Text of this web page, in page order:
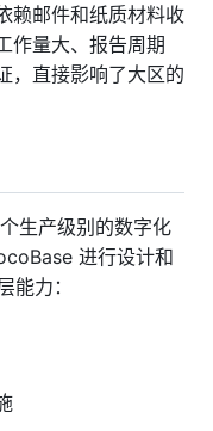
赖邮件和纸质材料收
作量大、报告周期
，直接影响了大区的
生产级别的数字化
进行设计和
力：